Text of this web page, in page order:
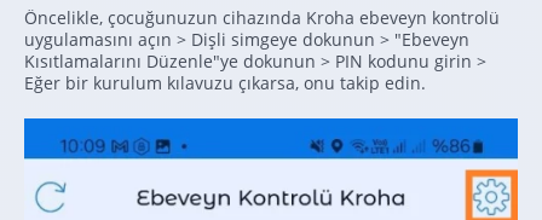
Öncelikle, çocuğunuzun cihazında Kroha ebeveyn kontrolü
uygulamasını açın > Dişli simgeye dokunun > "Ebeveyn
Kısıtlamalarını Düzenle"ye dokunun > PIN kodunu girin >
Eğer bir kurulum kılavuzu çıkarsa, onu takip edin.